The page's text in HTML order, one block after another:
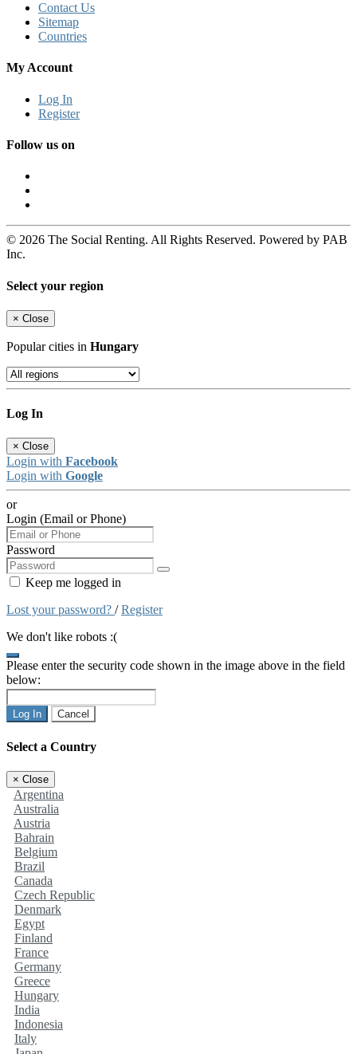
Contact Us
Sitemap
Countries
My Account
Log In
Register
Follow us on
© 2026 The Social Renting. All Rights Reserved. Powered by PAB
Inc.
Select your region
× Close
Popular cities in Hungary
Log In
× Close
Login with Facebook
Login with Google
or
Login (Email or Phone)
Password
Keep me logged in
Lost your password? /Register
We don't like robots :(
Please enter the security code shown in the image above in the field
below:
Log In Cancel
Select a Country
× Close
Argentina
Australia
Austria
Bahrain
Belgium
Brazil
Canada
Czech Republic
Denmark
Egypt
Finland
France
Germany
Greece
Hungary
India
Indonesia
Italy